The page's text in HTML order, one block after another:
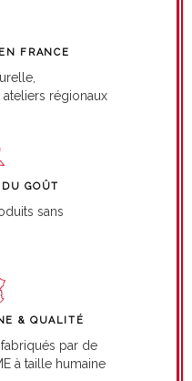
FRANCE
régionaux
GOÛT
sans
& QUALITÉ
par de
à taille humaine